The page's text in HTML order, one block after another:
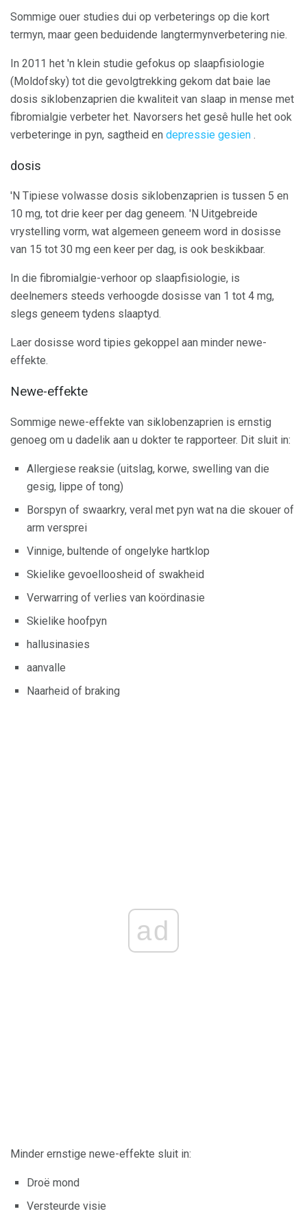
Sommige ouer studies dui op verbeterings op die kort
termyn, maar geen beduidende langtermynverbetering nie.
In 2011 het 'n klein studie gefokus op slaapfisiologie
(Moldofsky) tot die gevolgtrekking gekom dat baie lae
dosis siklobenzaprien die kwaliteit van slaap in mense met
fibromialgie verbeter het. Navorsers het gesê hulle het ook
verbeteringe in pyn, sagtheid en depressie gesien .
dosis
'N Tipiese volwasse dosis siklobenzaprien is tussen 5 en
10 mg, tot drie keer per dag geneem. 'N Uitgebreide
vrystelling vorm, wat algemeen geneem word in dosisse
van 15 tot 30 mg een keer per dag, is ook beskikbaar.
In die fibromialgie-verhoor op slaapfisiologie, is
deelnemers steeds verhoogde dosisse van 1 tot 4 mg,
slegs geneem tydens slaaptyd.
Laer dosisse word tipies gekoppel aan minder newe-
effekte.
Newe-effekte
Sommige newe-effekte van siklobenzaprien is ernstig
genoeg om u dadelik aan u dokter te rapporteer. Dit sluit in:
Allergiese reaksie (uitslag, korwe, swelling van die
gesig, lippe of tong)
Borspyn of swaarkry, veral met pyn wat na die skouer of
arm versprei
Vinnige, bultende of ongelyke hartklop
Skielike gevoelloosheid of swakheid
Verwarring of verlies van koördinasie
Skielike hoofpyn
hallusinasies
aanvalle
Naarheid of braking
ad
Minder ernstige newe-effekte sluit in:
Droë mond
Versteurde visie